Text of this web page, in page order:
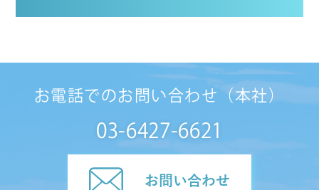
お電話でのお問い合わせ（本社）
03-6427-6621
お問い合わせ